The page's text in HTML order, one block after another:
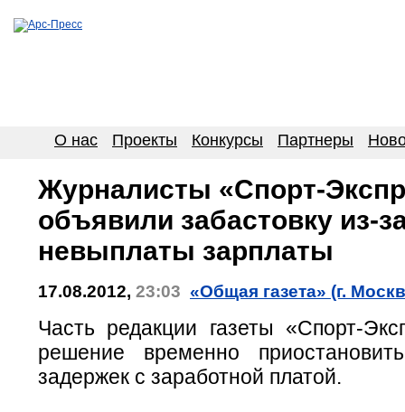
О нас Проекты Конкурсы Партнеры
Журналисты «Спорт-
объявили забастовку из-
невыплаты зарплаты
17.08.2012, 23:03 «Общая газета» (г.
Часть редакции газеты «Спорт-
решение временно
задержек с заработной платой.